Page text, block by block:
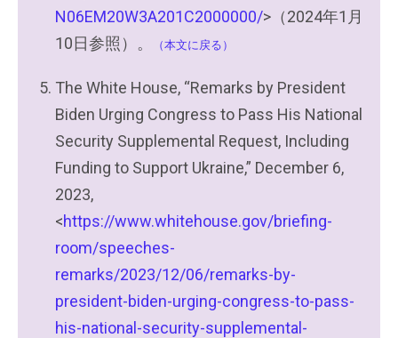
N06EM20W3A201C2000000/>（2024年1月
10日参照）。
（本文に戻る）
The White House, “Remarks by President
Biden Urging Congress to Pass His National
Security Supplemental Request, Including
Funding to Support Ukraine,” December 6,
2023,
<https://www.whitehouse.gov/briefing-
room/speeches-
remarks/2023/12/06/remarks-by-
president-biden-urging-congress-to-pass-
his-national-security-supplemental-